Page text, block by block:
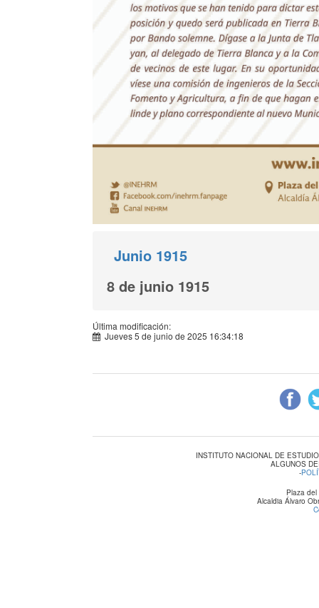
Junio 1915
8 de junio 1915
Última modificación:
Jueves 5 de junio de 2025 16:34:18
INSTITUTO NACIONAL DE
ALGUNOS
-
Plaza
Alcaldia Álvaro